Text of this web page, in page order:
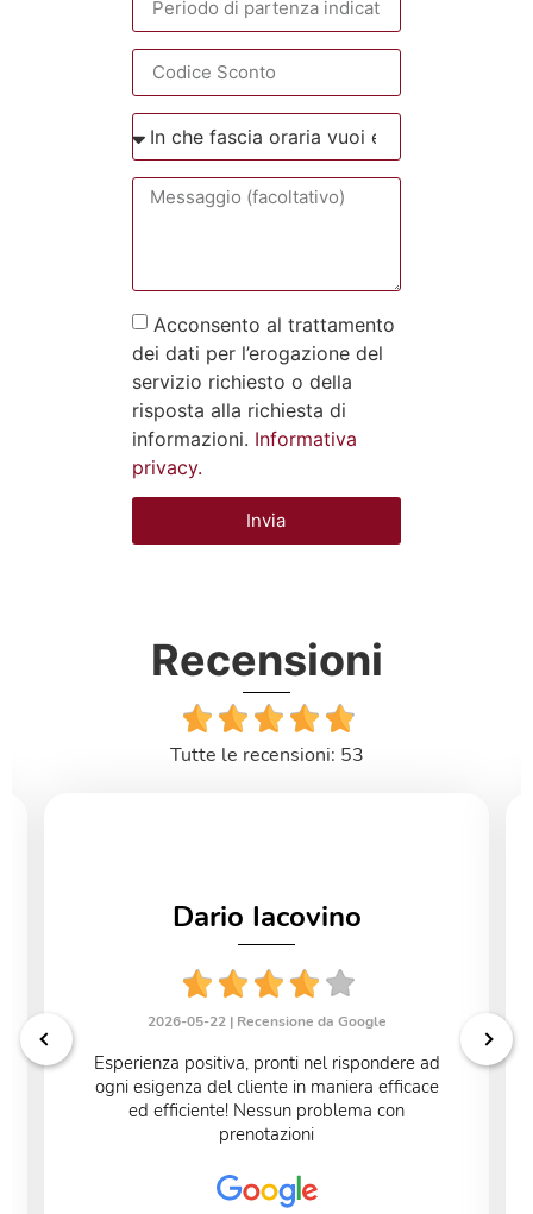
Acconsento al trattamento
dei dati per l’erogazione del
servizio richiesto o della
risposta alla richiesta di
informazioni. Informativa
privacy.
Invia
Recensioni
Tutte le recensioni: 53
Dario Iacovino
2026-05-22 | Recensione da Google
Esperienza positiva, pronti nel rispondere ad
ogni esigenza del cliente in maniera efficace
ed efficiente! Nessun problema con
prenotazioni